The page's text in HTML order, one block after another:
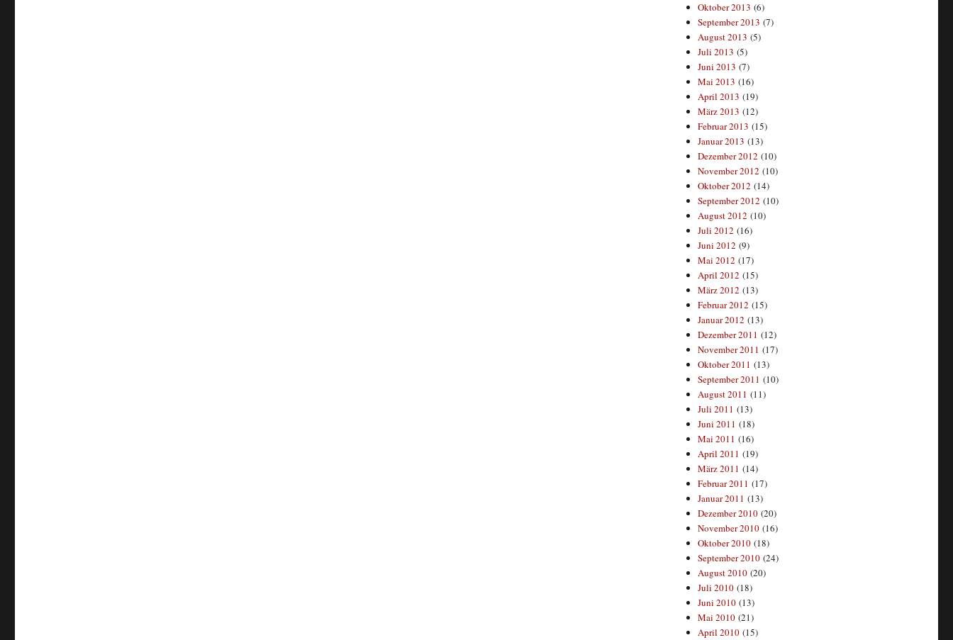
Oktober 2013 (6)
September 2013 (7)
August 2013 (5)
Juli 2013 (5)
Juni 2013 (7)
Mai 2013 (16)
April 2013 (19)
März 2013 (12)
Februar 2013 (15)
Januar 2013 (13)
Dezember 2012 (10)
November 2012 (10)
Oktober 2012 (14)
September 2012 (10)
August 2012 (10)
Juli 2012 (16)
Juni 2012 (9)
Mai 2012 (17)
April 2012 (15)
März 2012 (13)
Februar 2012 (15)
Januar 2012 (13)
Dezember 2011 (12)
November 2011 (17)
Oktober 2011 (13)
September 2011 (10)
August 2011 (11)
Juli 2011 (13)
Juni 2011 (18)
Mai 2011 (16)
April 2011 (19)
März 2011 (14)
Februar 2011 (17)
Januar 2011 (13)
Dezember 2010 (20)
November 2010 (16)
Oktober 2010 (18)
September 2010 (24)
August 2010 (20)
Juli 2010 (18)
Juni 2010 (13)
Mai 2010 (21)
April 2010 (15)